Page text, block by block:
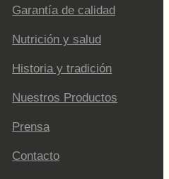
Garantía de calidad
Nutrición y salud
Historia y tradición
Nuestros Productos
Prensa
Contacto